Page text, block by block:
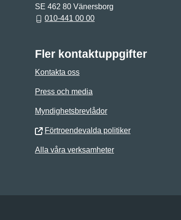
SE 462 80 Vänersborg
010-441 00 00
Fler kontaktuppgifter
Kontakta oss
Press och media
Myndighetsbrevlådor
Förtroendevalda politiker
Alla våra verksamheter